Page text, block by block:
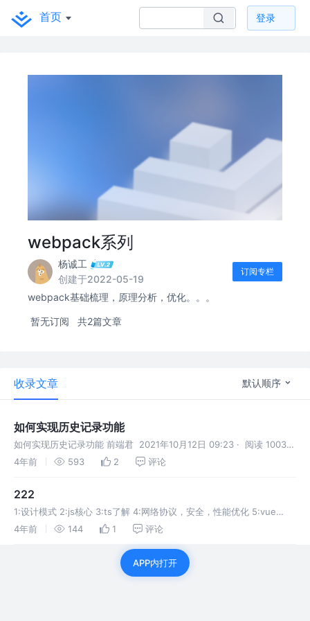
首页 登录
webpack系列
杨诚工
创建于2022-05-19
订阅专栏
webpack基础梳理，原理分析，优化。。。
暂无订阅 共2篇文章
收录文章 默认顺序
如何实现历史记录功能
如何实现历史记录功能 前端君 2021年10月12日 09:23 · 阅读 1003
关注 实现历史记录class版 构造函数版 历史栈为私有属性，避免被外部
4年前 593 2 评论
222
1:设计模式 2:js核心 3:ts了解 4:网络协议，安全，性能优化 5:vue
6:webpack
4年前 144 1 评论
APP内打开